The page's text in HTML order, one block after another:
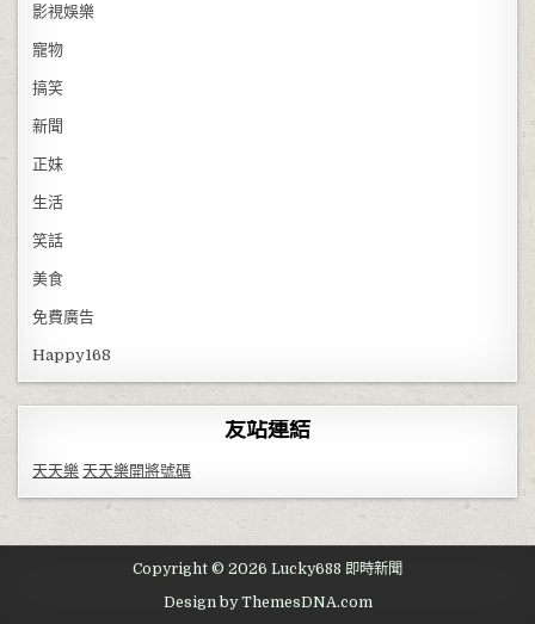
影視娛樂
寵物
搞笑
新聞
正妹
生活
笑話
美食
免費廣告
Happy168
友站連結
天天樂 天天樂開將號碼
Copyright © 2026 Lucky688 即時新聞
Design by ThemesDNA.com